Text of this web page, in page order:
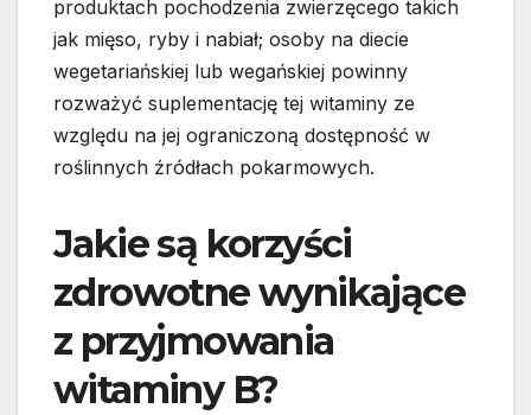
produktach pochodzenia zwierzęcego takich
jak mięso, ryby i nabiał; osoby na diecie
wegetariańskiej lub wegańskiej powinny
rozważyć suplementację tej witaminy ze
względu na jej ograniczoną dostępność w
roślinnych źródłach pokarmowych.
Jakie są korzyści
zdrowotne wynikające
z przyjmowania
witaminy B?